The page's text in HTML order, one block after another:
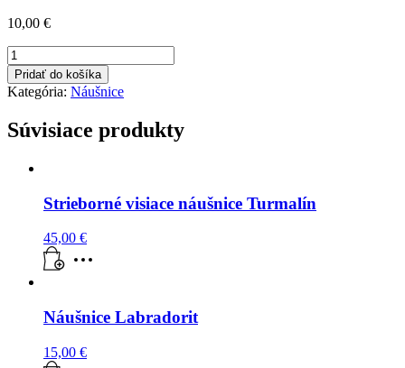
10,00 €
množstvo
Napichovacie
náušnice
Tigrie
Pridať do košíka
Kategória: Náušnice
Súvisiace produkty
Strieborné visiace náušnice Turmalín
45,00 €
Náušnice Labradorit
15,00 €